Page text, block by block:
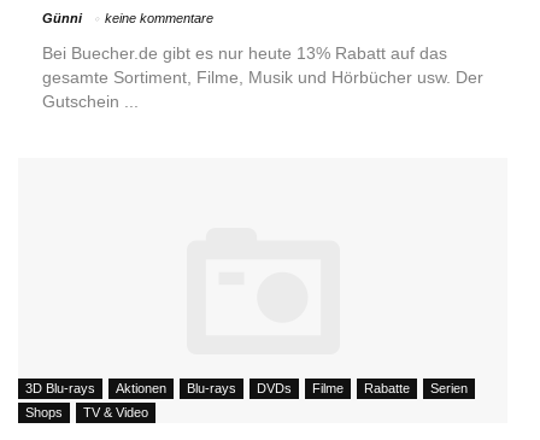
Günni keine kommentare
Bei Buecher.de gibt es nur heute 13% Rabatt auf das
gesamte Sortiment, Filme, Musik und Hörbücher usw. Der
Gutschein ...
3D Blu-rays Aktionen Blu-rays DVDs Filme Rabatte
Serien
Shops
TV & Video